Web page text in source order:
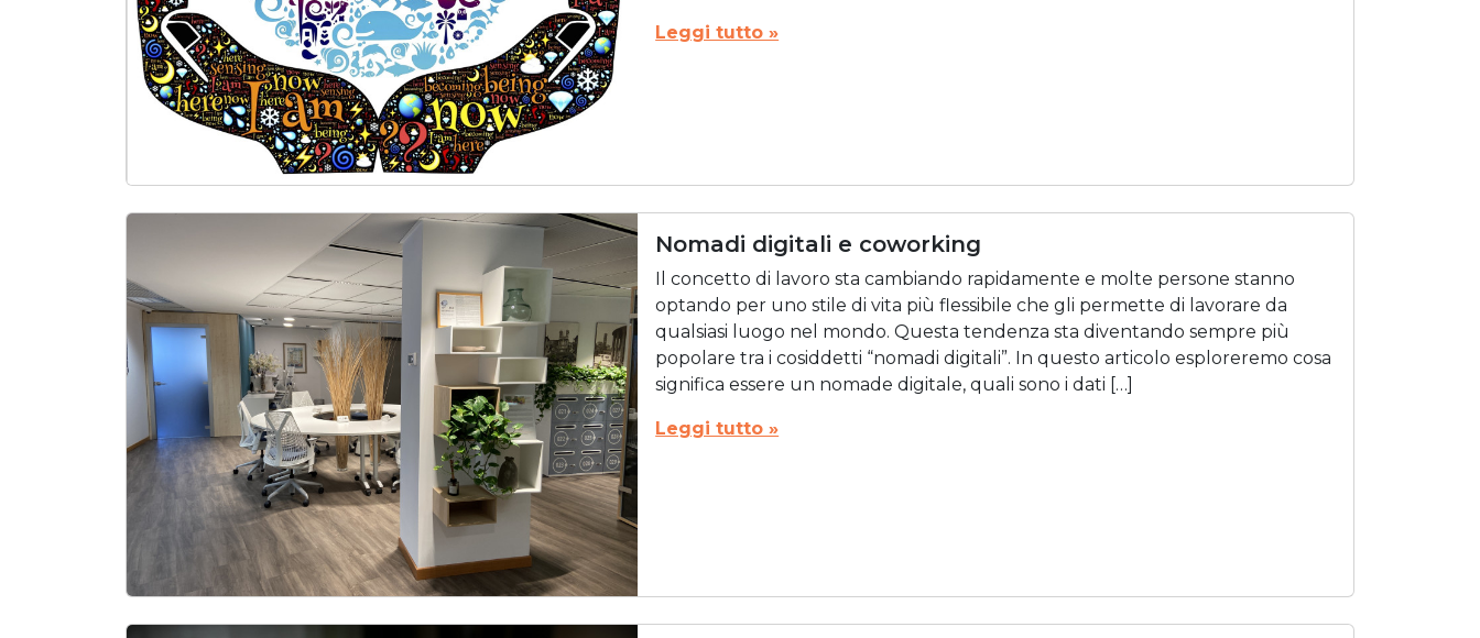
Leggi tutto »
Nomadi digitali e coworking
Il concetto di lavoro sta cambiando rapidamente e molte persone stanno
optando per uno stile di vita più flessibile che gli permette di lavorare da
qualsiasi luogo nel mondo. Questa tendenza sta diventando sempre più
popolare tra i cosiddetti “nomadi digitali”. In questo articolo esploreremo cosa
significa essere un nomade digitale, quali sono i dati […]
Leggi tutto »